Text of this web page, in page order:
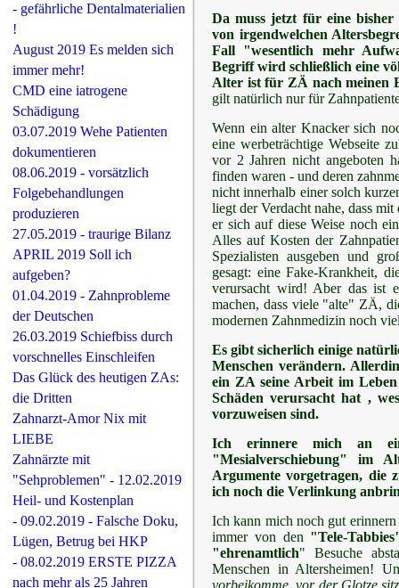
- gefährliche Dentalmaterialien
!
August 2019 Es melden sich
immer mehr!
CMD eine iatrogene
Schädigung
03.07.2019 Wehe Patienten
dokumentieren
08.06.2019 - vorsätzlich
Folgebehandlungen
produzieren
27.05.2019 - traurige Bilanz
APRIL 2019 Soll ich
aufgeben?
01.04.2019 - Zahnprobleme
der Deutschen
26.03.2019 Schiefbiss durch
vorschnelles Einschleifen
Das Glück des heutigen ZAs:
die Dritten
Zahnarzt-Amor Nix mit
LIEBE
Zahnärzte mit
"Sehproblemen" - 12.02.2019
Heil- und Kostenplan
- 09.02.2019 - Falsche Doku,
Lügen, Betrug bei HKP
- 08.02.2019 ERSTE PIZZA
nach mehr als 25 Jahren
Da muss jetzt für eine
von irgendwelchen
Fall "wesentlich mehr
Begriff wird schließlich eine
Alter ist für ZÄ nach meinen
gilt natürlich nur für
Wenn ein alter Knacker sich
eine werbeträchtige Webseite
vor 2 Jahren nicht angeboten
finden waren - und deren
nicht innerhalb einer solch
liegt der Verdacht nahe, dass
er sich auf diese Weise noch
Alles auf Kosten der
Spezialisten ausgeben und
gesagt: eine Fake-Krankheit,
verursacht wird! Aber das ist
machen, dass viele "alte" ZÄ,
modernen Zahnmedizin noch
Es gibt sicherlich einige
Menschen verändern.
ein ZA seine Arbeit im
Schäden verursacht hat ,
vorzuweisen sind.
Ich erinnere mich an
"Mesialverschiebung" im
Argumente vorgetragen, die
ich noch die Verlinkung
Ich kann mich noch gut
immer von den "Tele-
"ehrenamtlich" Besuche
Menschen in Altersheimen!
vorbeikomme, vor der Glotze